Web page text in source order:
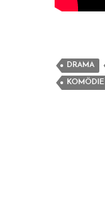
DRAMA
KOMÖDIE